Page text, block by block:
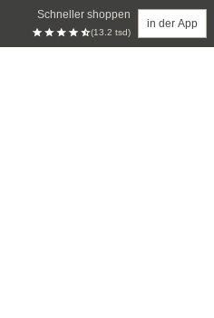
Schneller shoppen
(13.2 tsd)
in der App